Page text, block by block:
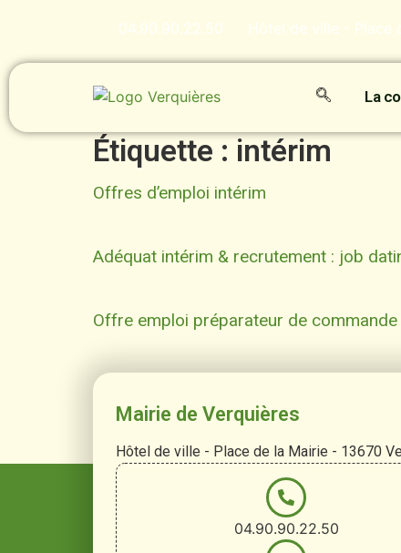
04.90.90.22.50 Hôtel de ville - Place
La
Étiquette : intérim
Offres d’emploi intérim
Adéquat intérim & recrutement : job
Offre emploi préparateur de commande
Mairie de Verquières
Hôtel de ville - Place de la Mairie - 13670
04.90.90.22.50